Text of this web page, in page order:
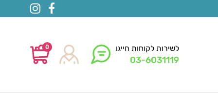
לשירות לקוחות חייגו
03-6031119
0